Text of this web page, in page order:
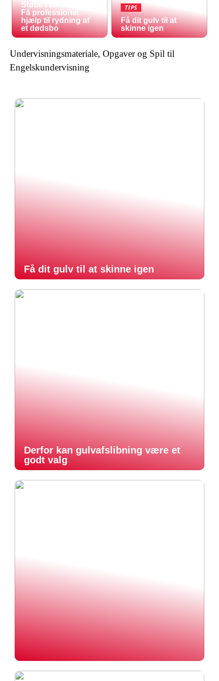
Støtte i en svær tid:
Få professionel
hjælp til rydning af
et dødsbo
TIPS
Få dit gulv til at
skinne igen
Undervisningsmateriale, Opgaver og Spil til
Engelskundervisning
Få dit gulv til at skinne igen
Derfor kan gulvafslibning være et
godt valg